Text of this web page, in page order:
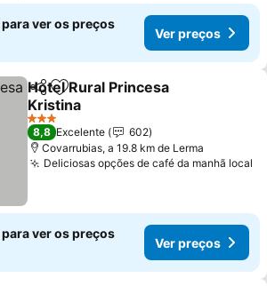
ver os preços
Ver preços
PartilharAdicionar aos favoritos
Hotel Rural Princesa
Kristina
Ver preços
3 Estrelas
8,8 Excelente
602
Covarrubias, a 19.8 km de Lerma
Deliciosas opções de café da manhã local
ver os preços
Ver preços